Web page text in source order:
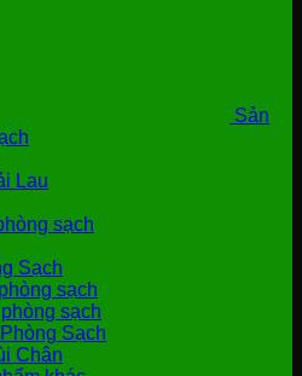
Sản
Lau
sạch
Sạch
sạch
sạch
Sạch
Chân